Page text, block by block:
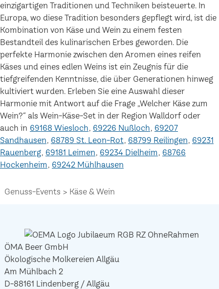
einzigartigen Traditionen und Techniken beisteuerte. In
Europa, wo diese Tradition besonders gepflegt wird, ist die
Kombination von Käse und Wein zu einem festen
Bestandteil des kulinarischen Erbes geworden. Die
perfekte Harmonie zwischen den Aromen eines reifen
Käses und eines edlen Weins ist ein Zeugnis für die
tiefgreifenden Kenntnisse, die über Generationen hinweg
kultiviert wurden. Erleben Sie eine Auswahl dieser
Harmonie mit Antwort auf die Frage „Welcher Käse zum
Wein?“ als Wein-Käse-Set in der Region Walldorf oder
auch in 69168 Wiesloch 69226 Nußloch 69207
Sandhausen 68789 St. Leon-Rot 68799 Reilingen 69231
Rauenberg 69181 Leimen 69234 Dielheim 68766
Hockenheim 69242 Mühlhausen
Genuss-Events Käse & Wein
ÖMA Beer GmbH
Ökologische Molkereien Allgäu
Am Mühlbach 2
D-88161 Lindenberg / Allgäu